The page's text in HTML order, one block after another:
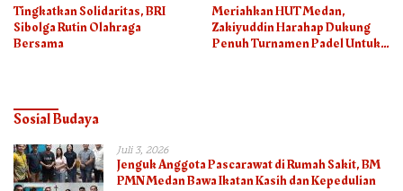
Tingkatkan Solidaritas, BRI
Sibolga Rutin Olahraga
Bersama
Meriahkan HUT Medan,
Zakiyuddin Harahap Dukung
Penuh Turnamen Padel Untuk
Sosial Budaya
Juli 3, 2026
Jenguk Anggota Pascarawat di Rumah Sakit, BM
PMN Medan Bawa Ikatan Kasih dan Kepedulian